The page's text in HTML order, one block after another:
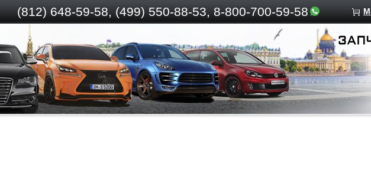
(812) 648-59-58, (499) 550-88-53, 8-800-700-59-58